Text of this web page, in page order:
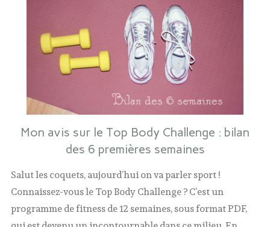
Mon avis sur le Top Body Challenge : bilan
des 6 premières semaines
Salut les coquets, aujourd’hui on va parler sport !
Connaissez-vous le Top Body Challenge ? C’est un
programme de fitness de 12 semaines, sous format PDF,